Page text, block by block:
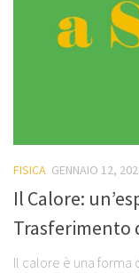
FISICA GENNAIO 12,
Il Calore:
Trasferimento
Il calore è una forma